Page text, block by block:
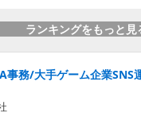
ランキングをもっと見
事務/大手ゲーム企業SNS